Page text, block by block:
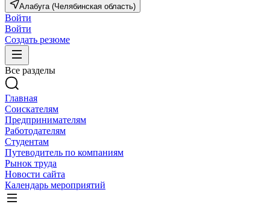
Алабуга (Челябинская область)
Войти
Войти
Создать резюме
Все разделы
Главная
Соискателям
Предпринимателям
Работодателям
Студентам
Путеводитель по компаниям
Рынок труда
Новости сайта
Календарь мероприятий